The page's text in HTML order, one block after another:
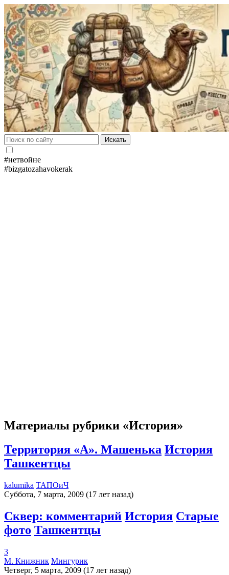
Искать
#нетвойне
#bizgatozahavokerak
Материалы рубрики «История»
Территория «А». Машенька История
Ташкентцы
kalumika ТАПОиЧ
Суббота, 7 марта, 2009 (17 лет назад)
Сквер: комментарий История Старые
фото Ташкентцы
3
М. Книжник Мингурик
Четверг, 5 марта, 2009 (17 лет назад)